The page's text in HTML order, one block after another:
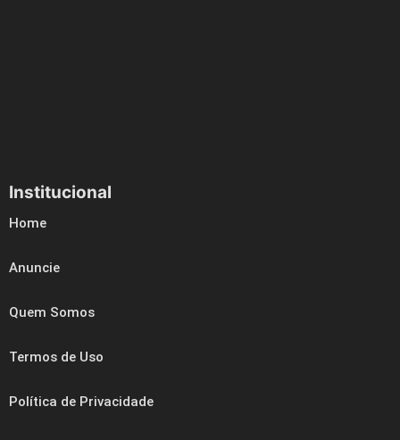
Institucional
Home
Anuncie
Quem Somos
Termos de Uso
Política de Privacidade